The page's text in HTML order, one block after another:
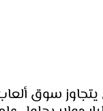
سوق